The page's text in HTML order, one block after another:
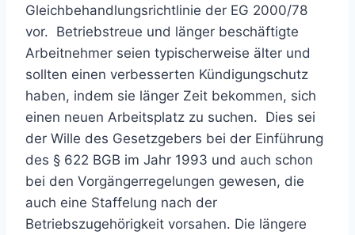
Gleichbehandlungsrichtlinie der EG 2000/78
vor. Betriebstreue und länger beschäftigte
Arbeitnehmer seien typischerweise älter und
sollten einen verbesserten Kündigungschutz
haben, indem sie länger Zeit bekommen, sich
einen neuen Arbeitsplatz zu suchen. Dies sei
der Wille des Gesetzgebers bei der Einführung
des § 622 BGB im Jahr 1993 und auch schon
bei den Vorgängerregelungen gewesen, die
auch eine Staffelung nach der
Betriebszugehörigkeit vorsahen. Die längere